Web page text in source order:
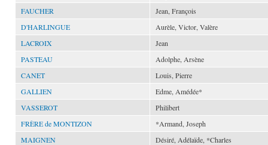
FAUCHER
Jean, François
D'HARLINGUE
Aurèle, Victor, Valère
LACROIX
Jean
PASTEAU
Adolphe, Arsène
CANET
Louis, Pierre
GALLIEN
Edme, Amédée*
VASSEROT
Philibert
FRÈRE de MONTIZON
*Armand, Joseph
MAIGNEN
Désiré, Adélaïde, *Charles